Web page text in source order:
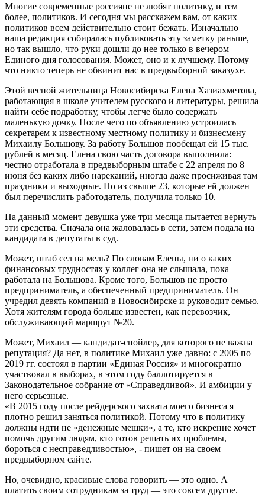
Многие современные россияне не любят политику, и тем
более, политиков. И сегодня мы расскажем вам, от каких
политиков всем действительно стоит бежать. Изначально
наша редакция собиралась публиковать эту заметку раньше,
но так вышло, что руки дошли до нее только в вечером
Единого дня голосования. Может, оно и к лучшему. Потому
что никто теперь не обвинит нас в предвыборной заказухе.
Этой весной жительница Новосибирска Елена Хазиахметова,
работающая в школе учителем русского и литературы, решила
найти себе подработку, чтобы легче было содержать
маленькую дочку. После чего по объявлению устроилась
секретарем к известному местному политику и бизнесмену
Михаилу Большову. За работу Большов пообещал ей 15 тыс.
рублей в месяц. Елена свою часть договора выполнила:
честно отработала в предвыборным штабе с 22 апреля по 8
июня без каких либо нареканий, иногда даже просиживая там
праздники и выходные. Но из свыше 23, которые ей должен
был перечислить работодатель, получила только 10.
На данный момент девушка уже три месяца пытается вернуть
эти средства. Сначала она жаловалась в сети, затем подала на
кандидата в депутаты в суд.
Может, штаб сел на мель? По словам Елены, ни о каких
финансовых трудностях у коллег она не слышала, пока
работала на Большова. Кроме того, Большов не просто
предприниматель, а обеспеченный предприниматель. Он
учредил девять компаний в Новосибирске и руководит семью.
Хотя жителям города больше известен, как перевозчик,
обслуживающий маршрут №20.
Может, Михаил — кандидат-спойлер, для которого не важна
репутация? Да нет, в политике Михаил уже давно: с 2005 по
2019 гг. состоял в партии «Единая Россия» и многократно
участвовал в выборах, в этом году баллотируется в
Законодательное собрание от «Справедливой». И амбиции у
него серьезные.
«В 2015 году после рейдерского захвата моего бизнеса я
плотно решил заняться политикой. Потому что в политику
должны идти не «денежные мешки», а те, кто искренне хочет
помочь другим людям, кто готов решать их проблемы,
бороться с несправедливостью», - пишет он на своем
предвыборном сайте.
Но, очевидно, красивые слова говорить — это одно. А
платить своим сотрудникам за труд — это совсем другое.